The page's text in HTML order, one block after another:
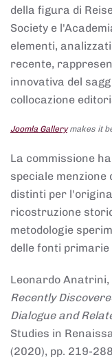
della figura di
Society e
elementi,
recente,
innovativa del
collocazione
Joomla Gallerymakes it
La commissione
speciale menzione
distinti per
ricostruzione
metodologie
delle fonti
Leonardo Anatrini,
Recently
Dialogue and
Studies in
(2020), pp. 219-